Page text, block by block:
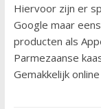
Hiervoor zijn er
Google maar
producten als
Parmezaanse
Gemakkelijk